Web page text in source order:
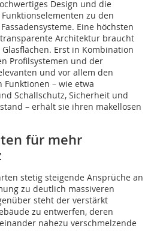
Design und die
zu den
Eine höchsten
Architektur braucht
Erst in ­Kombination
Profilsystemen und der
und vor allem den
– wie etwa
Schallschutz, Sicherheit und
– erhält sie ihren makellosen
für mehr
stetig steigende Ansprüche an
zu deutlich massiveren
steht der verstärkt
zu entwerfen, deren
nahezu verschmelzende